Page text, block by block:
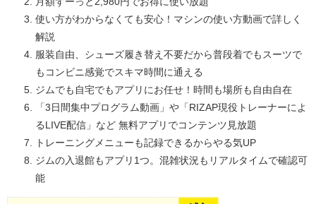
使い方がわからなくても安心！マシンの使い方動画で詳しく
解説
服装自由、シューズ履き替え不要だから普段着でもスーツで
もコンビニ感覚でスキマ時間に通える
ジムでも自宅でもアプリにお任せ！時間も場所も自由自在
「3日間集中プログラム動画」や「RIZAP現役トレーナーによ
るLIVE配信」など 無料アプリでコンテンツ見放題
トレーニングメニューも記録できるからやる気UP
ジムの入退館もアプリ1つ。混雑状況もリアルタイムで確認可
能